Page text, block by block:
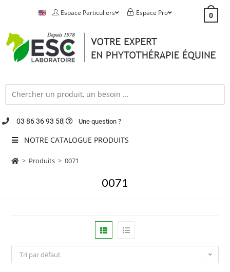
Espace Particuliers Espace Pro 0
03 86 36 93 58 Une question ?
NOTRE CATALOGUE PRODUITS
> Produits > 0071
0071
Tri par défaut